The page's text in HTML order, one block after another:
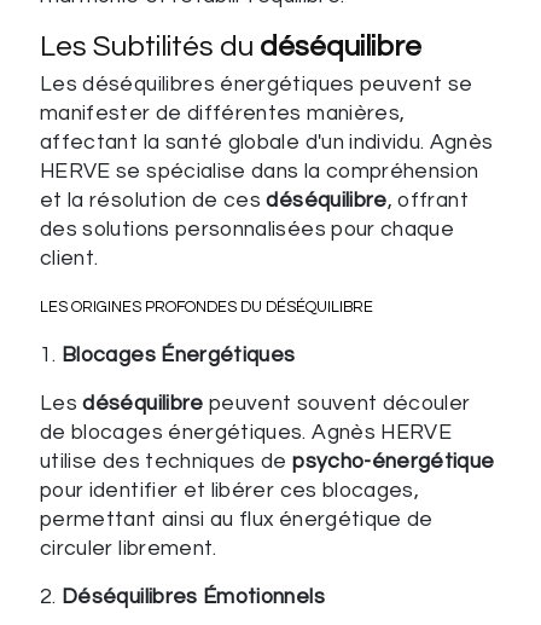
Les Subtilités du déséquilibre
Les déséquilibres énergétiques peuvent se
manifester de différentes manières,
affectant la santé globale d'un individu. Agnès
HERVE se spécialise dans la compréhension
et la résolution de cesdéséquilibre, offrant
des solutions personnalisées pour chaque
client.
LES ORIGINES PROFONDES DU DÉSÉQUILIBRE
1. Blocages Énergétiques
Lesdéséquilibre peuvent souvent découler
de blocages énergétiques. Agnès HERVE
utilise des techniques depsycho-énergétique
pour identifier et libérer ces blocages,
permettant ainsi au flux énergétique de
circuler librement.
2. Déséquilibres Émotionnels